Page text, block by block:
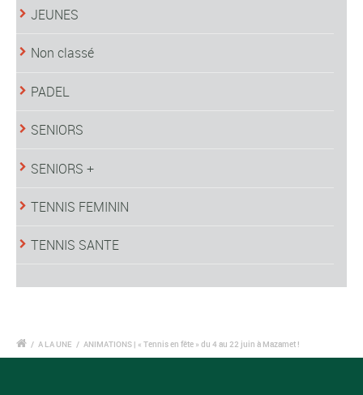
JEUNES
Non classé
PADEL
SENIORS
SENIORS +
TENNIS FEMININ
TENNIS SANTE
/ A LA UNE / ANIMATIONS | « Tennis en fête » du 4 au 22 juin à Mazamet !